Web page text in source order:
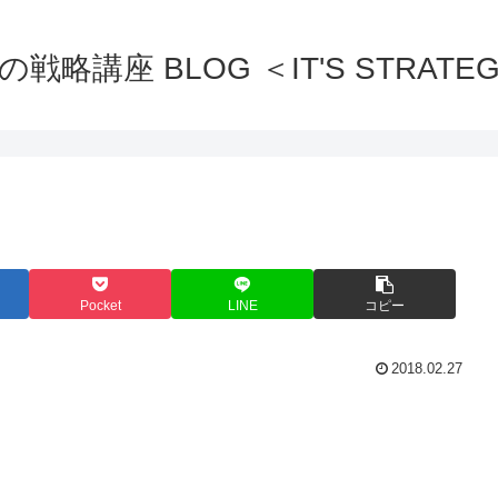
戦略講座 BLOG ＜IT'S
Pocket LINE コピー
2018.02.27